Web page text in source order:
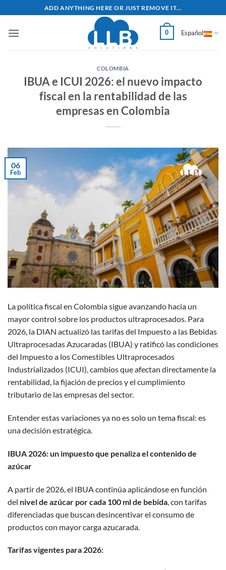
al
contenido
ADD ANYTHING HERE OR JUST REMOVE IT...
0 Español
COLOMBIA
IBUA e ICUI 2026: el nuevo impacto
fiscal en la rentabilidad de las
empresas en Colombia
06
Feb
La política fiscal en Colombia sigue avanzando hacia un
mayor control sobre los productos ultraprocesados. Para
2026, la DIAN actualizó las tarifas del Impuesto a las Bebidas
Ultraprocesadas Azucaradas (IBUA) y ratificó las condiciones
del Impuesto a los Comestibles Ultraprocesados
Industrializados (ICUI), cambios que afectan directamente la
rentabilidad, la fijación de precios y el cumplimiento
tributario de las empresas del sector.
Entender estas variaciones ya no es solo un tema fiscal: es
una decisión estratégica.
IBUA 2026: un impuesto que penaliza el contenido de
azúcar
A partir de 2026, el IBUA continúa aplicándose en función
del nivel de azúcar por cada 100 ml de bebida , con tarifas
diferenciadas que buscan desincentivar el consumo de
productos con mayor carga azucarada.
Tarifas vigentes para 2026: